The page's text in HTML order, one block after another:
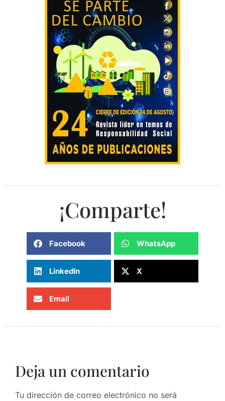
¡Comparte!
Facebook WhatsApp
LinkedIn X
Email
Deja un comentario
Tu dirección de correo electrónico no será